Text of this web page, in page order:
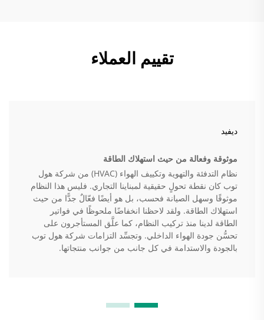
تقييم العملاء
ديفيد
موثوقة وفعالة من حيث استهلاك الطاقة
نظام التدفئة والتهوية وتكييف الهواء (HVAC) من شركة هول
توب كان نقطة تحولٍ حقيقية لمبناينا التجاري. فليس هذا النظام
موثوقًا وسهل الصيانة فحسب، بل هو أيضًا فعّالٌ جدًّا من حيث
استهلاك الطاقة. ولقد لاحظنا انخفاضًا ملحوظًا في فواتير
الطاقة لدينا منذ تركيب النظام، كما علَّق المستأجرون على
تحسُّن جودة الهواء الداخلي. وتجسِّد التزامات شركة هول توب
بالجودة والاستدامة في كل جانب من جوانب منتجاتها.